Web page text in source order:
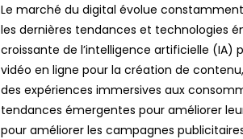
Le marché du digital évolue
les dernières tendances et technologies
croissante de l’intelligence artificielle
vidéo en ligne pour la création de
des expériences immersives aux
tendances émergentes pour améliorer
pour améliorer les campagnes